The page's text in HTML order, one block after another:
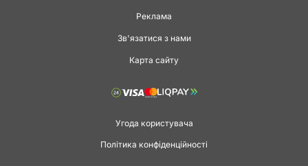
Реклама
Зв'язатися з нами
Карта сайту
Угода користувача
Політика конфіденційності